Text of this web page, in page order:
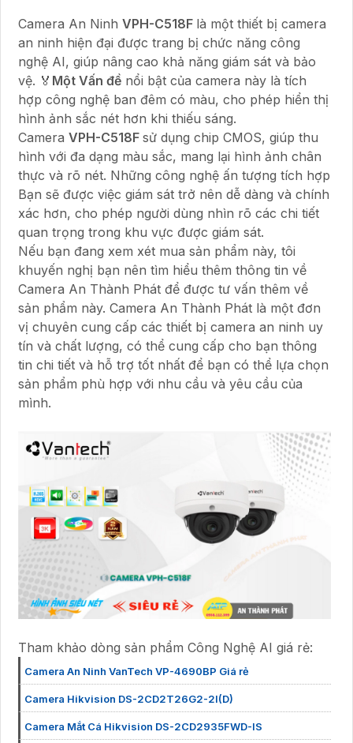
Camera An Ninh VPH-C518F là một thiết bị camera
an ninh hiện đại được trang bị chức năng công
nghệ AI, giúp nâng cao khả năng giám sát và bảo
vệ. ️🏅️ Một Vấn đề nổi bật của camera này là tích
hợp công nghệ ban đêm có màu, cho phép hiển thị
hình ảnh sắc nét hơn khi thiếu sáng.
Camera VPH-C518F sử dụng chip CMOS, giúp thu
hình với đa dạng màu sắc, mang lại hình ảnh chân
thực và rõ nét. Những công nghệ ấn tượng tích hợp
Bạn sẽ được việc giám sát trở nên dễ dàng và chính
xác hơn, cho phép người dùng nhìn rõ các chi tiết
quan trọng trong khu vực được giám sát.
Nếu bạn đang xem xét mua sản phẩm này, tôi
khuyến nghị bạn nên tìm hiểu thêm thông tin về
Camera An Thành Phát để được tư vấn thêm về
sản phẩm này. Camera An Thành Phát là một đơn
vị chuyên cung cấp các thiết bị camera an ninh uy
tín và chất lượng, có thể cung cấp cho bạn thông
tin chi tiết và hỗ trợ tốt nhất để bạn có thể lựa chọn
sản phẩm phù hợp với nhu cầu và yêu cầu của
mình.
Tham khảo dòng sản phẩm Công Nghệ AI giá rẻ:
Camera An Ninh VanTech VP-4690BP Giá rẻ
Camera Hikvision DS-2CD2T26G2-2I(D)
Camera Mắt Cá Hikvision DS-2CD2935FWD-IS